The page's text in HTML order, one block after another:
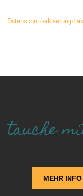
Datenschutzerklaerung-
tauche
MEHR INFO